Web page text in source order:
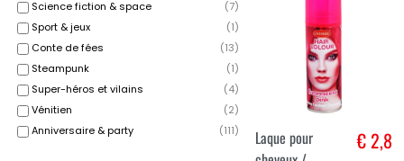
Science fiction & space
(7)
Sport & jeux
(1)
Conte de fées
(13)
Steampunk
(1)
Super-héros et vilains
(4)
Vénitien
(2)
Anniversaire & party
(111)
Sang pour
Dans le panier